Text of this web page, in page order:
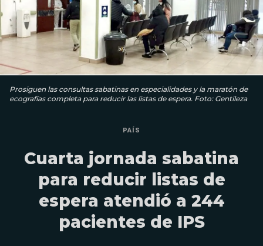
Prosiguen las consultas sabatinas en especialidades y la maratón de
ecografías completa para reducir las listas de espera. Foto: Gentileza
PAÍS
Cuarta jornada sabatina
para reducir listas de
espera atendió a 244
pacientes de IPS